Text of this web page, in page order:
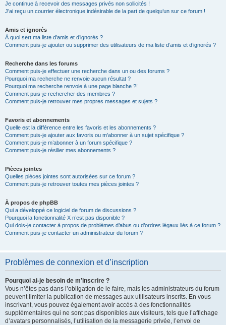
Je continue à recevoir des messages privés non sollicités !
J’ai reçu un courrier électronique indésirable de la part de quelqu’un sur ce forum !
Amis et ignorés
À quoi sert ma liste d’amis et d’ignorés ?
Comment puis-je ajouter ou supprimer des utilisateurs de ma liste d’amis et d’ignorés ?
Recherche dans les forums
Comment puis-je effectuer une recherche dans un ou des forums ?
Pourquoi ma recherche ne renvoie aucun résultat ?
Pourquoi ma recherche renvoie à une page blanche ?!
Comment puis-je rechercher des membres ?
Comment puis-je retrouver mes propres messages et sujets ?
Favoris et abonnements
Quelle est la différence entre les favoris et les abonnements ?
Comment puis-je ajouter aux favoris ou m’abonner à un sujet spécifique ?
Comment puis-je m’abonner à un forum spécifique ?
Comment puis-je résilier mes abonnements ?
Pièces jointes
Quelles pièces jointes sont autorisées sur ce forum ?
Comment puis-je retrouver toutes mes pièces jointes ?
À propos de phpBB
Qui a développé ce logiciel de forum de discussions ?
Pourquoi la fonctionnalité X n’est pas disponible ?
Qui dois-je contacter à propos de problèmes d’abus ou d’ordres légaux liés à ce forum ?
Comment puis-je contacter un administrateur du forum ?
Problèmes de connexion et d’inscription
Pourquoi ai-je besoin de m’inscrire ?
Vous n’êtes pas dans l’obligation de le faire, mais les administrateurs du forum
peuvent limiter la publication de messages aux utilisateurs inscrits. En vous
inscrivant, vous pouvez également avoir accès à des fonctionnalités
supplémentaires qui ne sont pas disponibles aux visiteurs, tels que l’affichage
d’avatars personnalisés, l’utilisation de la messagerie privée, l’envoi de